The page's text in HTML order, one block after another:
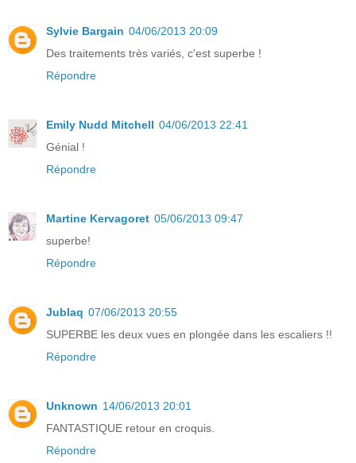
Sylvie Bargain 04/06/2013 20:09
Des traitements très variés, c'est superbe !
Répondre
Emily Nudd Mitchell 04/06/2013 22:41
Génial !
Répondre
Martine Kervagoret 05/06/2013 09:47
superbe!
Répondre
Jublaq 07/06/2013 20:55
SUPERBE les deux vues en plongée dans les escaliers !!
Répondre
Unknown 14/06/2013 20:01
FANTASTIQUE retour en croquis.
Répondre